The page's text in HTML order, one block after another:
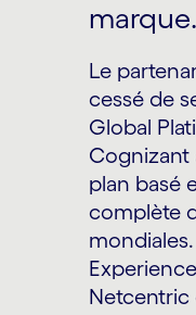
marque.
Le
cessé de
Global
Cognizant
plan basé
complète
Netcentric